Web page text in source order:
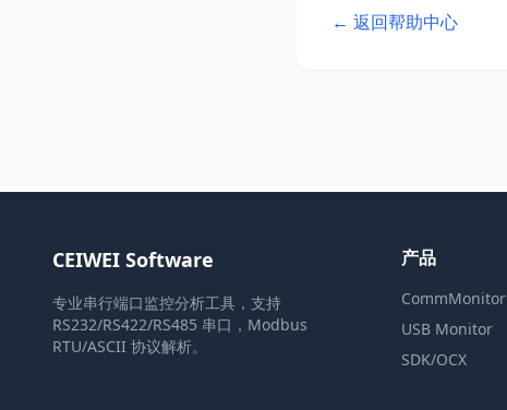
← 返回帮助中心
CEIWEI Software
专业串行端口监控分析工具，支持
RS232/RS422/RS485 串口，Modbus
RTU/ASCII 协议解析。
产品
CommMonitor
USB Monitor
SDK/OCX